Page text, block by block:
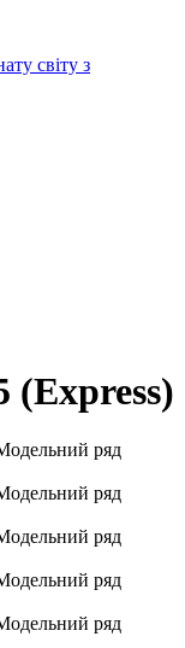
світу з
(Express)